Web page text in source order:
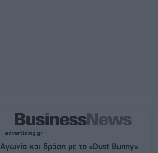
advertising.gr
Αγωνία και δράση με το «Dust Bunny»